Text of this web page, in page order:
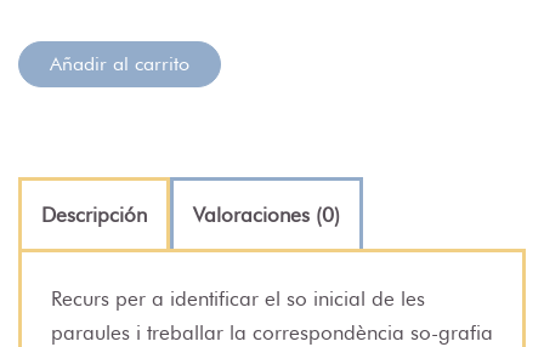
Añadir al carrito
Descripción Valoraciones (0)
Recurs per a identificar el so inicial de les
paraules i treballar la correspondència so-grafia